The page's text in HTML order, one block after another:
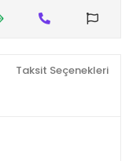
Taksit Seçenekleri